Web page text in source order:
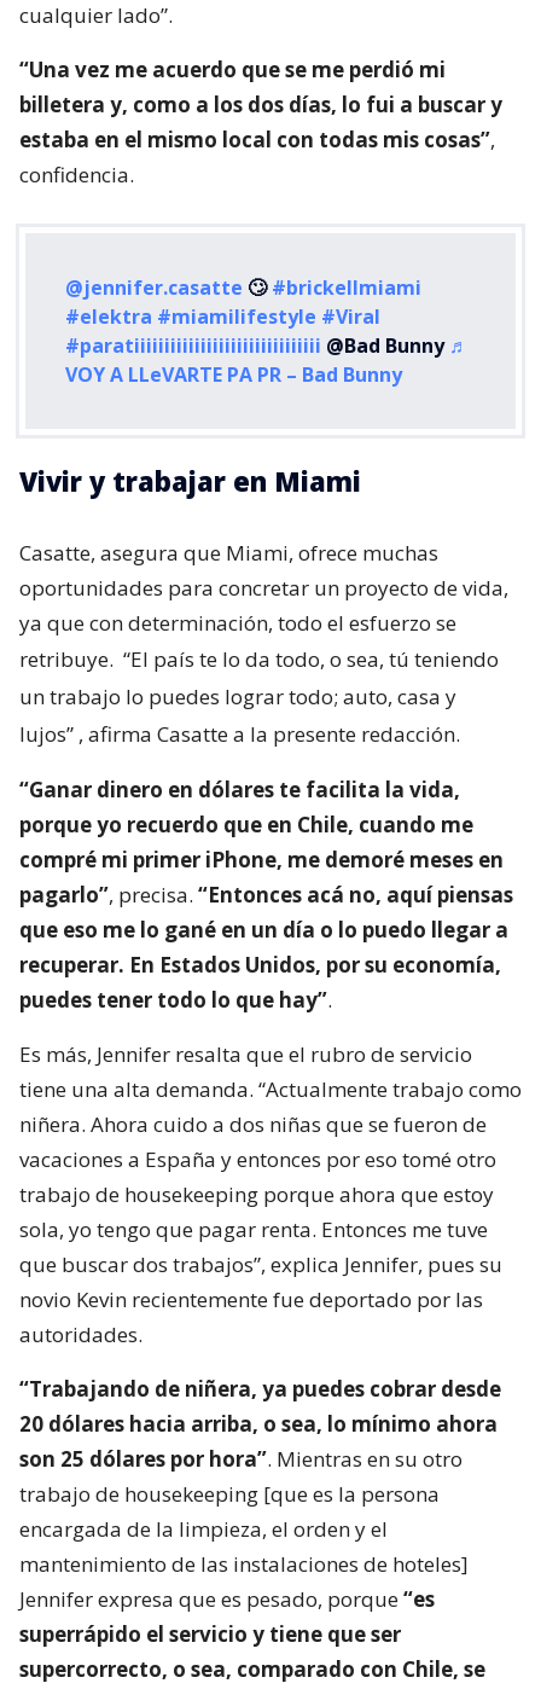
cualquier lado”.
“Una vez me acuerdo que se me perdió mi
billetera y, como a los dos días, lo fui a buscar y
estaba en el mismo local con todas mis cosas”,
confidencia.
@jennifer.casatte 🙄#brickellmiami
#elektra #miamilifestyle #Viral
#paratiiiiiiiiiiiiiiiiiiiiiiiiiiiiiii @Bad Bunny ♬
VOY A LLeVARTE PA PR – Bad Bunny
Vivir y trabajar en Miami
Casatte, asegura que Miami, ofrece muchas
oportunidades para concretar un proyecto de vida,
ya que con determinación, todo el esfuerzo se
retribuye. “El país te lo da todo, o sea, tú teniendo
un trabajo lo puedes lograr todo; auto, casa y
lujos” , afirma Casatte a la presente redacción.
“Ganar dinero en dólares te facilita la vida,
porque yo recuerdo que en Chile, cuando me
compré mi primer iPhone, me demoré meses en
pagarlo”, precisa. “Entonces acá no, aquí piensas
que eso me lo gané en un día o lo puedo llegar a
recuperar. En Estados Unidos, por su economía,
puedes tener todo lo que hay”.
Es más, Jennifer resalta que el rubro de servicio
tiene una alta demanda. “Actualmente trabajo como
niñera. Ahora cuido a dos niñas que se fueron de
vacaciones a España y entonces por eso tomé otro
trabajo de housekeeping porque ahora que estoy
sola, yo tengo que pagar renta. Entonces me tuve
que buscar dos trabajos”, explica Jennifer, pues su
novio Kevin recientemente fue deportado por las
autoridades.
“Trabajando de niñera, ya puedes cobrar desde
20 dólares hacia arriba, o sea, lo mínimo ahora
son 25 dólares por hora”. Mientras en su otro
trabajo de housekeeping [que es la persona
encargada de la limpieza, el orden y el
mantenimiento de las instalaciones de hoteles]
Jennifer expresa que es pesado, porque“es
superrápido el servicio y tiene que ser
supercorrecto, o sea, comparado con Chile, se